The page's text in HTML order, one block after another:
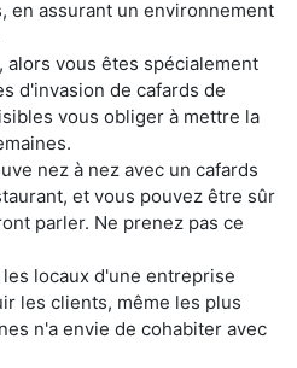
en assurant un environnement
alors vous êtes spécialement
d'invasion de cafards de
vous obliger à mettre la
nez à nez avec un cafards
et vous pouvez être sûr
parler. Ne prenez pas ce
locaux d'une entreprise
les clients, même les plus
n'a envie de cohabiter avec